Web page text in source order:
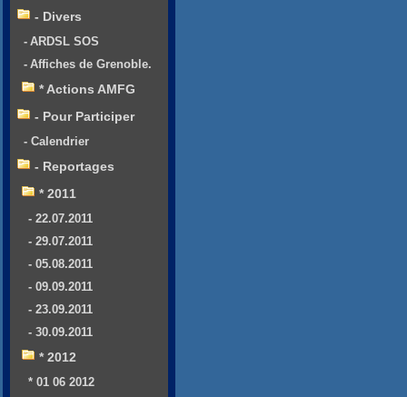
- Divers
- ARDSL SOS
- Affiches de Grenoble.
* Actions AMFG
- Pour Participer
- Calendrier
- Reportages
* 2011
- 22.07.2011
- 29.07.2011
- 05.08.2011
- 09.09.2011
- 23.09.2011
- 30.09.2011
* 2012
* 01 06 2012